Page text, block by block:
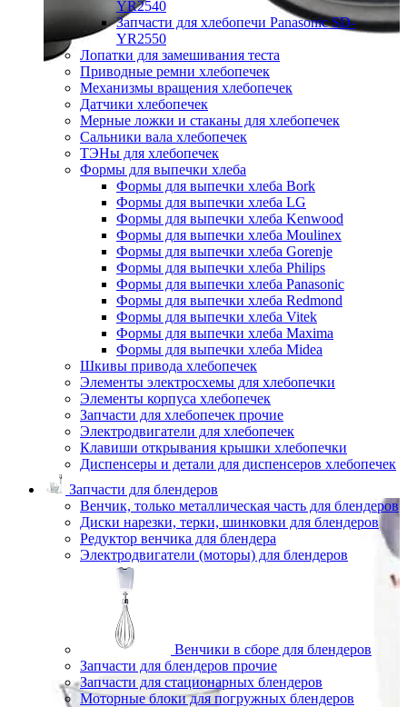
YR2540
Запчасти для хлебопечи Panasonic SD-
YR2550
Лопатки для замешивания теста
Приводные ремни хлебопечек
Механизмы вращения хлебопечек
Датчики хлебопечек
Мерные ложки и стаканы для хлебопечек
Сальники вала хлебопечек
ТЭНы для хлебопечек
Формы для выпечки хлеба
Формы для выпечки хлеба Bork
Формы для выпечки хлеба LG
Формы для выпечки хлеба Kenwood
Формы для выпечки хлеба Moulinex
Формы для выпечки хлеба Gorenje
Формы для выпечки хлеба Philips
Формы для выпечки хлеба Panasonic
Формы для выпечки хлеба Redmond
Формы для выпечки хлеба Vitek
Формы для выпечки хлеба Maxima
Формы для выпечки хлеба Midea
Шкивы привода хлебопечек
Элементы электросхемы для хлебопечки
Элементы корпуса хлебопечек
Запчасти для хлебопечек прочие
Электродвигатели для хлебопечек
Клавиши открывания крышки хлебопечки
Диспенсеры и детали для диспенсеров хлебопечек
Запчасти для блендеров
Венчик, только металлическая часть для блендеров
Диски нарезки, терки, шинковки для блендеров
Редуктор венчика для блендера
Электродвигатели (моторы) для блендеров
Венчики в сборе для блендеров
Запчасти для блендеров прочие
Запчасти для стационарных блендеров
Моторные блоки для погружных блендеров